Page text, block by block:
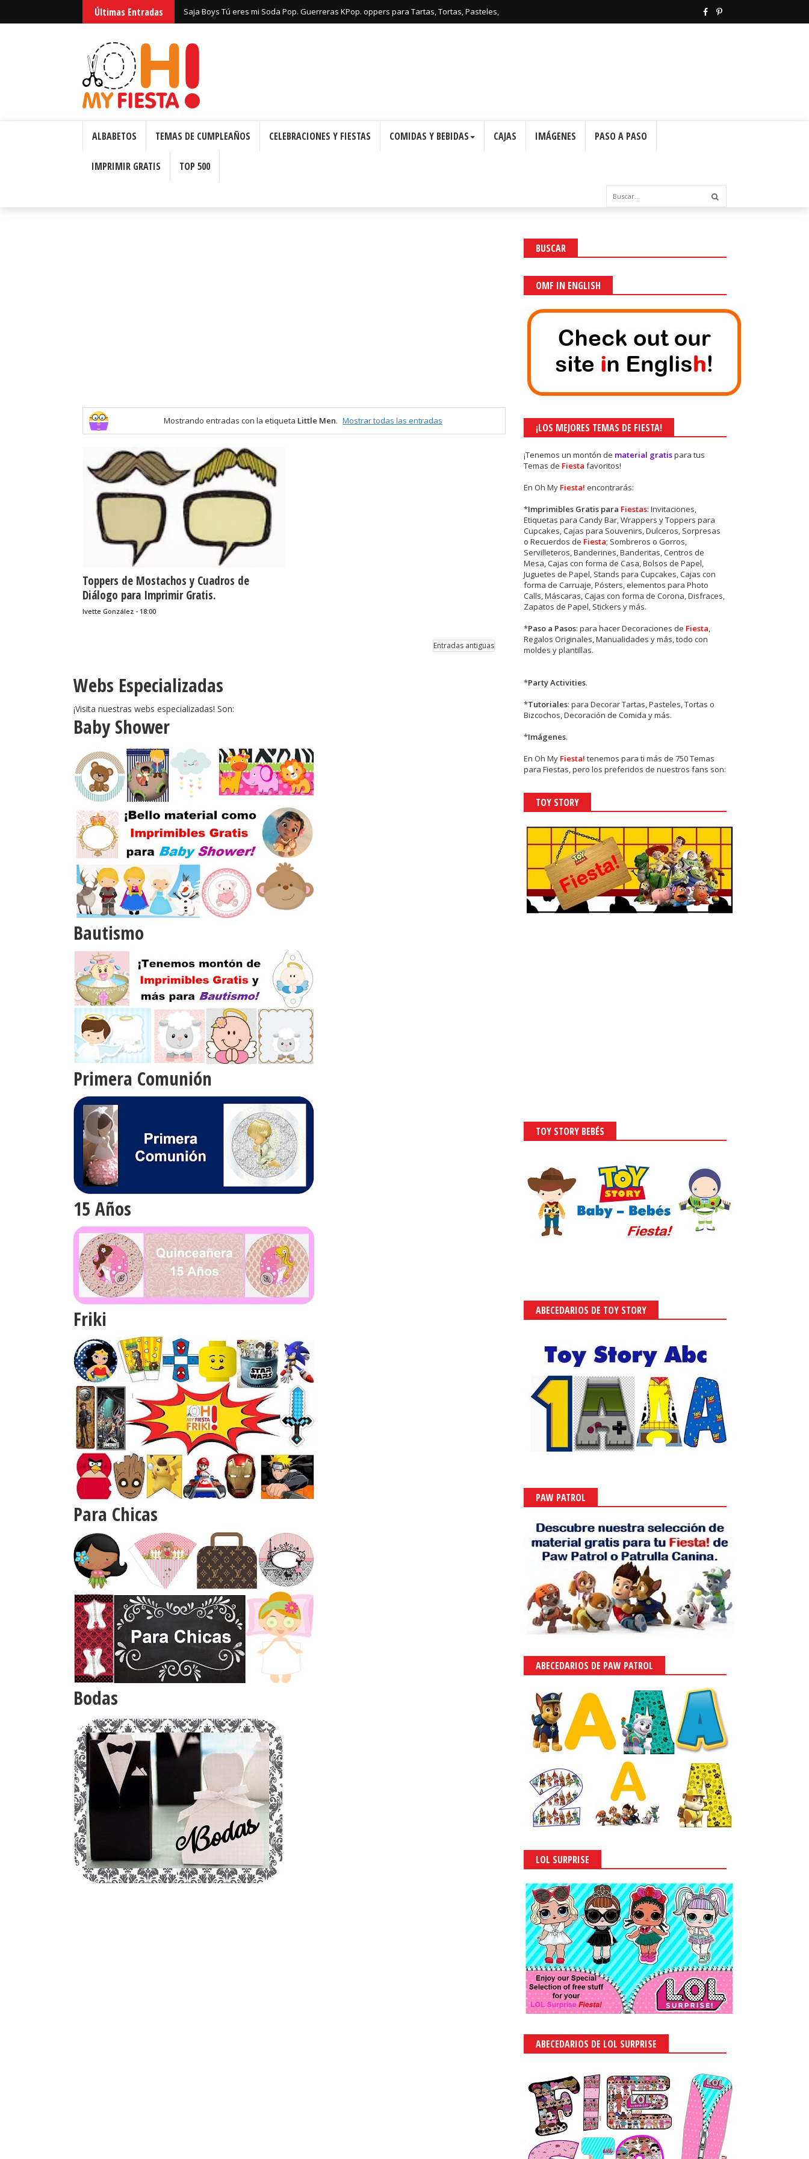
Últimas Entradas Saja Boys Tú eres mi Soda Pop. Guerreras KPop. oppers para Tartas, Tortas, Pasteles,
ALBABETOS TEMAS DE CUMPLEAÑOS CELEBRACIONES Y FIESTAS COMIDAS Y BEBIDAS CAJAS IMÁGENES PASO A PASO
IMPRIMIR GRATIS TOP 500
Mostrando entradas con la etiqueta Little Men. Mostrar todas las entradas
Toppers de Mostachos y Cuadros de
Diálogo para Imprimir Gratis.
Ivette González - 18:00
Entradas antiguas
Webs Especializadas
¡Visita nuestras webs especializadas! Son:
Baby Shower
Bautismo
Primera Comunión
15 Años
Friki
Para Chicas
Bodas
BUSCAR
OMF IN ENGLISH
¡LOS MEJORES TEMAS DE FIESTA!
¡Tenemos un montón de material gratispara tus
Temas de Fiestafavoritos!
En Oh My Fiesta!encontrarás:
*Imprimibles Gratis para Fiestas: Invitaciones,
Etiquetas para Candy Bar, Wrappers y Toppers para
Cupcakes, Cajas para Souvenirs, Dulceros, Sorpresas
o Recuerdos de Fiesta; Sombreros o Gorros,
Servilleteros, Banderines, Banderitas, Centros de
Mesa, Cajas con forma de Casa, Bolsos de Papel,
Juguetes de Papel, Stands para Cupcakes, Cajas con
forma de Carruaje, Pósters, elementos para Photo
Calls, Máscaras, Cajas con forma de Corona, Disfraces,
Zapatos de Papel, Stickers y más.
*Paso a Pasos: para hacer Decoraciones de Fiesta,
Regalos Originales, Manualidades y más, todo con
moldes y plantillas.
*Party Activities.
*Tutoriales: para Decorar Tartas, Pasteles, Tortas o
Bizcochos, Decoración de Comida y más.
*Imágenes.
EnOh My Fiesta! tenemos para ti más de 750 Temas
para Fiestas, pero los preferidos de nuestros fans son:
TOY STORY
TOY STORY BEBÉS
ABECEDARIOS DE TOY STORY
PAW PATROL
ABECEDARIOS DE PAW PATROL
LOL SURPRISE
ABECEDARIOS DE LOL SURPRISE